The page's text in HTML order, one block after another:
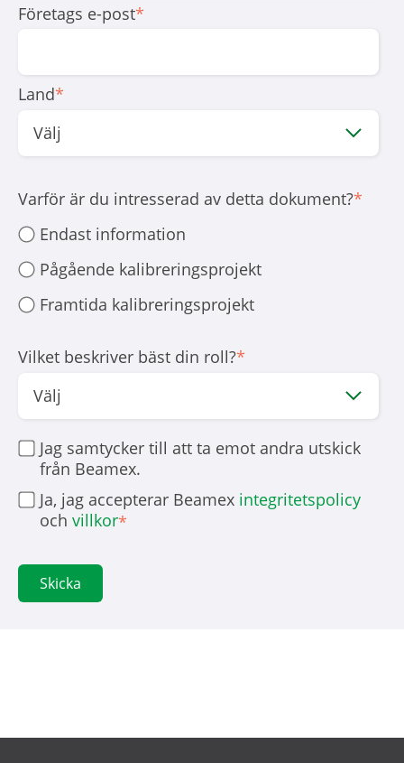
Företags e-post*
Land*
Varför är du intresserad av detta dokument?*
Endast information
Pågående kalibreringsprojekt
Framtida kalibreringsprojekt
Vilket beskriver bäst din roll?*
Jag samtycker till att ta emot andra utskick
från Beamex.
Ja, jag accepterar Beamex integritetspolicy
ochvillkor*